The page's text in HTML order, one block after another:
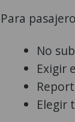
Para
No
Exigir
Elegir